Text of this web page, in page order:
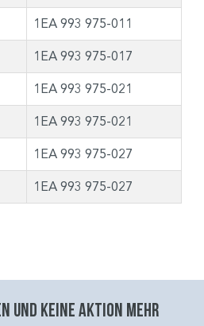
1EA 993 975-011
1EA 993 975-017
1EA 993 975-021
1EA 993 975-021
1EA 993 975-027
1EA 993 975-027
und keine aktion mehr